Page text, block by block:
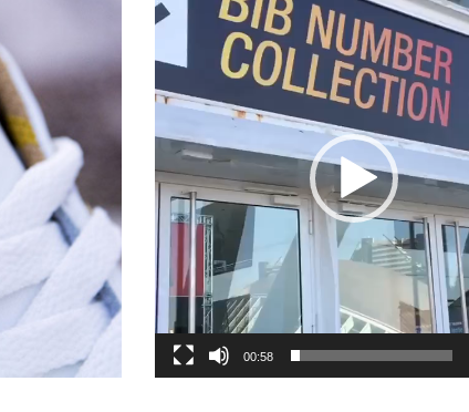
00:58